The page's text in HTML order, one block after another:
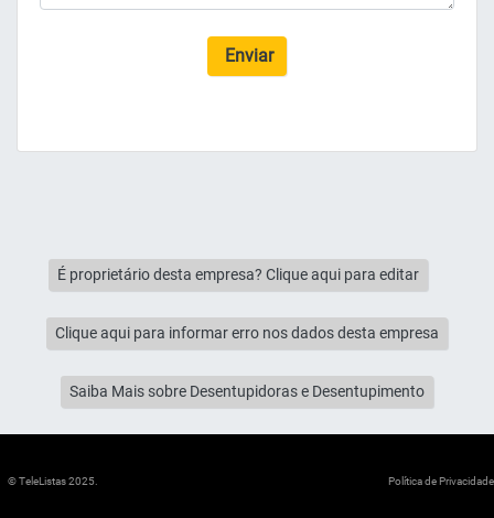
Enviar
É proprietário desta empresa? Clique aqui para editar
Clique aqui para informar erro nos dados desta empresa
Saiba Mais sobre Desentupidoras e Desentupimento
© TeleListas 2025. Política de Privacidade